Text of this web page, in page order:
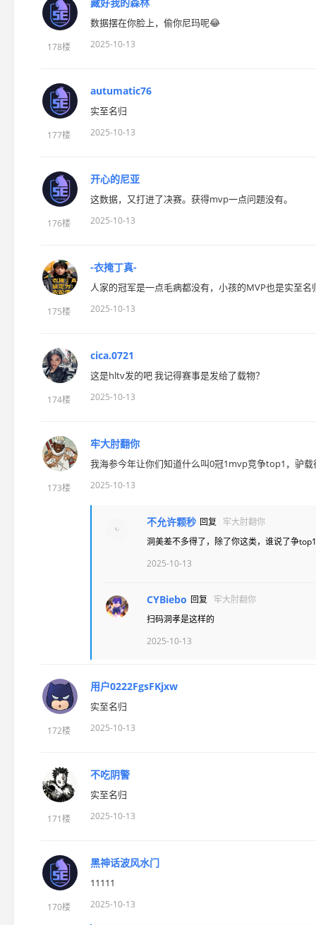
178楼
数据摆在你脸上，偷你尼玛呢😂
2025-10-13
177楼
autumatic76
实至名归
2025-10-13
176楼
开心的尼亚
这数据，又打进了决赛。获得mvp一点问题没有。
2025-10-13
175楼
-衣掩丁真-
人家的冠军是一点毛病都没有，小孩的MVP也是实至名
2025-10-13
174楼
cica.0721
这是hltv发的吧 我记得赛事是发给了载物？
2025-10-13
173楼
牢大肘翻你
我海参今年让你们知道什么叫0冠1mvp竞争top1，驴载
2025-10-13
不允许颗秒 回复
牢大肘翻你
洞美差不多得了，除了你这类，谁说了争
2025-10-13
CYBiebo 回复
牢大肘翻你
扫码洞孝是这样的
2025-10-13
172楼
用户0222FgsFKjxw
实至名归
2025-10-13
171楼
不吃阴警
实至名归
2025-10-13
170楼
黑神话波风水门
11111
2025-10-13